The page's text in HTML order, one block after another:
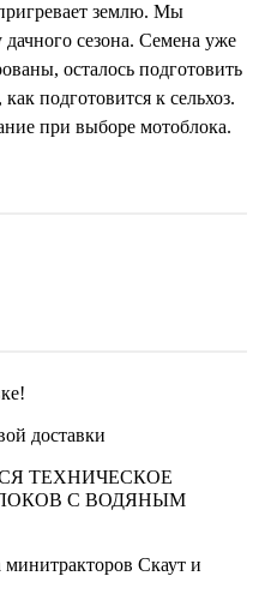
землю. Мы
сезона. Семена уже
осталось подготовить
подготовится к сельхоз.
при выборе мотоблока.
доставки
ТЕХНИЧЕСКОЕ
С ВОДЯНЫМ
Скаут и